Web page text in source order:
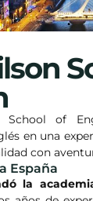
of
en una
con
España
la